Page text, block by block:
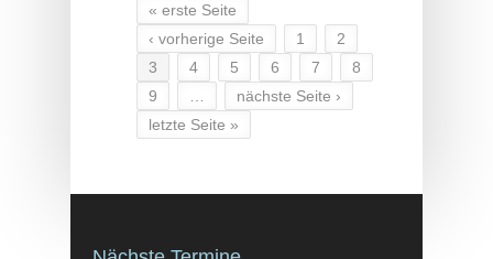
Seiten« erste Seite
‹ vorherige Seite
1
2
3
4 5 6 7
8
9
…
nächste Seite ›
letzte Seite »